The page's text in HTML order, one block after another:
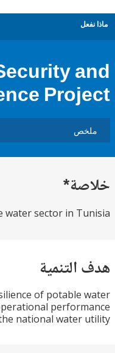
Security
water sector in
resilience of potable
the operational
of the national